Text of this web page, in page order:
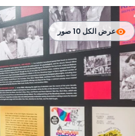
عرض الكل 10 صور